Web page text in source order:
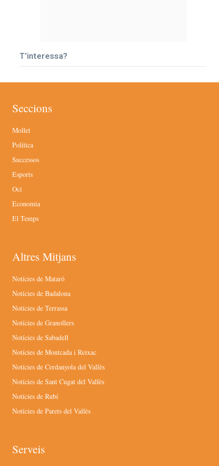
T’interessa?
Seccions
Mollet
Política
Successos
Esports
Oci
Economia
El Temps
Altres Mitjans
Notícies de Mataró
Notícies de Badalona
Notícies de Terrassa
Notícies de Granollers
Notícies de Sabadell
Notícies de Montcada i Reixac
Notícies de Cerdanyola del Vallès
Notícies de Sant Cugat del Vallès
Notícies de Rubí
Notícies de Parets del Vallès
Serveis